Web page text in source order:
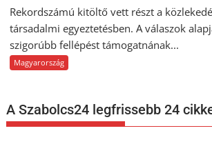
Rekordszámú kitöltő vett részt a
társadalmi egyeztetésben. A válaszok
szigorúbb fellépést támogatnának...
Magyarország
A Szabolcs24 legfrissebb 24